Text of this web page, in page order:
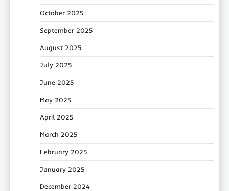
October 2025
September 2025
August 2025
July 2025
June 2025
May 2025
April 2025
March 2025
February 2025
January 2025
December 2024